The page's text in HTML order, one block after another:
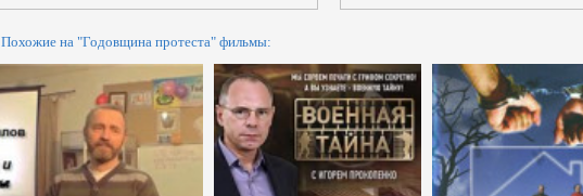
Похожие на "Годовщина протеста" фильмы: